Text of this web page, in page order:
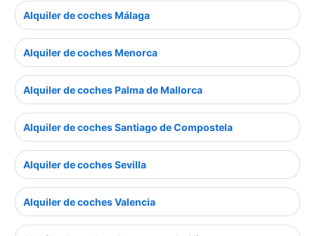
Alquiler de coches Málaga
Alquiler de coches Menorca
Alquiler de coches Palma de Mallorca
Alquiler de coches Santiago de Compostela
Alquiler de coches Sevilla
Alquiler de coches Valencia